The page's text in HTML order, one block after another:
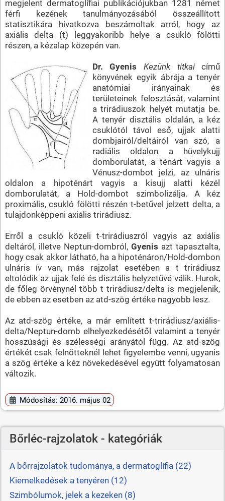
megjelent dermatoglífiai publikációjukban 1281 német
férfi kezének tanulmányozásából összeállított
statisztikára hivatkozva beszámoltak arról, hogy az
axiális delta (t) leggyakoribb helye a csukló fölötti
részen, a kézalap közepén van.
Dr. Gyenis Kezünk titkaicímű
könyvének egyik ábrája a tenyér
anatómiai irányainak és
területeinek felosztását, valamint
a trirádiuszok helyét mutatja be.
A tenyér disztális oldalán, a kéz
csuklótól távol eső, ujjak alatti
dombjairól/deltáiról van szó, a
radiális oldalon a hüvelykujj
domborulatát, a ténárt vagyis a
Vénusz-dombot jelzi, az ulnáris
oldalon a hipoténárt vagyis a kisujj alatti kézél
domborulatát, a Hold-dombot szimbolizálja. A kéz
proximális, csukló fölötti részén t-betűvel jelzett delta, a
tulajdonképpeni axiális trirádiusz.
Erről a csukló közeli t-trirádiuszról vagyis az axiális
deltáról, illetve Neptun-dombról,Gyenis azt tapasztalta,
hogy csak akkor látható, ha a hipoténáron/Hold-dombon
ulnáris ív van, más rajzolat esetében a t trirádiusz
eltolódik az ujjak felé és disztális helyzetűvé válik. Hurok,
de főleg örvénynél több t trirádiusz/delta is megjelenik,
de ebben az esetben az atd-szög értéke nagyobb lesz.
Az atd-szög értéke, a már említett t-trirádiusz/axiális-
delta/Neptun-domb elhelyezkedésétől valamint a tenyér
hosszúsági és szélességi arányától függ. Az atd-szög
értékét csak felnőtteknél lehet figyelembe venni, ugyanis
a szög értéke a kéz növekedésével együtt folyamatosan
változik.
Módosítás: 2016. május 02
Bőrléc-rajzolatok - kategóriák
A bőrrajzolatok tudománya, a dermatoglífia (22)
Kiemelkedések a tenyéren (12)
Szimbólumok, jelek a kezeken (8)